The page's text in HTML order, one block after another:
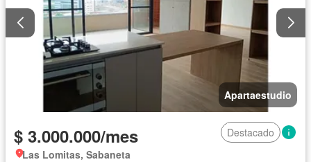
Apartaestudio
$ 3.000.000/mes
Destacado
Las Lomitas, Sabaneta